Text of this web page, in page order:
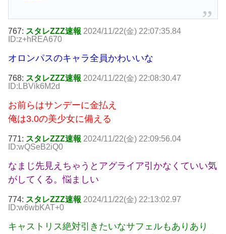
767: スタレZZZ速報 2024/11/22(金) 22:07:35.84
ID:z+hREA670
オロンパスのキャラ全員かわいいな
768: スタレZZZ速報 2024/11/22(金) 22:08:30.47
ID:LBVik6M2d
お前らはサンデーに金払え
俺は3.0の美少女に備える
771: スタレZZZ速報 2024/11/22(金) 22:09:56.04
ID:wQSeB2iQ0
なまじ先見えちゃうとアグライア引かなくていい気
がしてくる。悩ましい
774: スタレZZZ速報 2024/11/22(金) 22:13:02.97
ID:w6wbKAT+0
キャストリス絶対引きたいなサフェルもありあり